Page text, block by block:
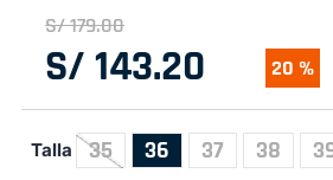
S/179.00
S/ 143.20 20 %
Talla 35 36 37 38